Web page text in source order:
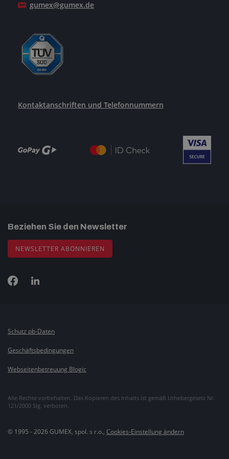
gumex@gumex.de
Kontaktanschriften und Telefonnummern
Beziehen Sie den Newsletter
NEWSLETTER ABONNIEREN
Alle Rechte vorbehalten. Das Kopieren des Inhalts ist gemäß Urhebergesetz Nr.
121/2000 Slg. verboten.
Schutz pb-Daten
Geschäftsbedingungen
Webseitenbetreuung Blogic
© 1995 - 2026 GUMEX, spol. s r.o., Cookies-Einstellung ändern